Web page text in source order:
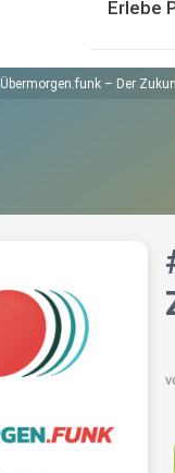
Erlebe
Übermorgen.funk – Der